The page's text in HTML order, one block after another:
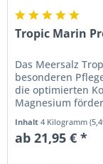
Tropic Marin
Das Meersalz
besonderen
die optimierten
Magnesium
Inhalt4 Kilogramm
ab 21,95 € *